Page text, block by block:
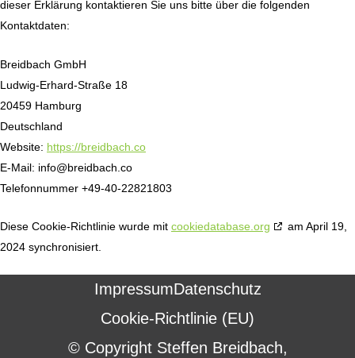
dieser Erklärung kontaktieren Sie uns bitte über die folgenden
Kontaktdaten:
Breidbach GmbH
Ludwig-Erhard-Straße 18
20459 Hamburg
Deutschland
Website: https://breidbach.co
E-Mail: info@breidbach.co
Telefonnummer +49-40-22821803
Diese Cookie-Richtlinie wurde mit cookiedatabase.org
am April 19,
2024 synchronisiert.
ImpressumDatenschutz
Cookie-Richtlinie (EU)
© Copyright Steffen Breidbach,